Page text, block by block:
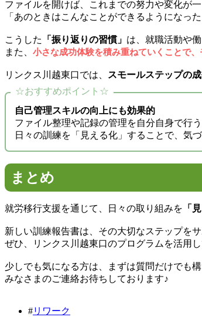
ファイルを開けば、これまでの努力や変化が
「あのときはこんなことができるようになっ
こうした 「振り返りの習慣」 は、就職活動や
また、 小さな成功体験を積み重ねていくことで
リンクス川越東口では、 スモールステップの
☆おすすめポイント☆
自己管理スキルの向上にも効果的
ファイル整理や記録の管理を自分自身で行う
日々の訓練を「見える化」することで、気
まとめ
就労移行支援を通じて、日々の取り組みを 「
新しい訓練報告書は、その大切なステップを
ぜひ、リンクス川越東口のプログラムを活用し
少しでも気になる方は、まずは質問だけでも
みなさまのご連絡お待ちしております♪
#リワーク